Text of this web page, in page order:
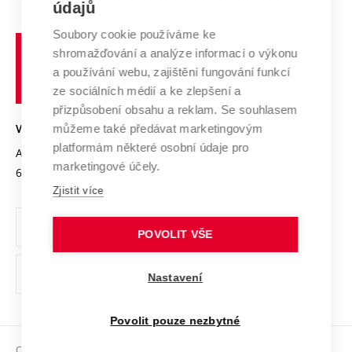
E-přihláška
Systém zajišťování kvality výzkumu
Výzkumné infrastruktury
Transfer znalostí
Open Science
Projekty
Projekty ze strukturálních fondů
Specifický výzkum
Zahraniční spolupráce
Spolupráce se školami
Mezinárodní dohody
Univerzitní sítě
Profil univerzity
Udržitelná univerzita
Podnikavá univerzita / ContriBUTe
Bezpečná univerzita
Vyznamenání
Organizační struktura
Ochrana osobních údajů
odkaz)
učení
technické
Brně
VYSOKÉ UČENÍ TECHNICKÉ V BRNĚ
Antonínská 548/1
602 00 Brno
www.vut.cz
vut@vutbr.cz
údajů
Soubory cookie používáme ke
shromažďování a analýze informací o výkonu
a používání webu, zajištění fungování funkcí
ze sociálních médií a ke zlepšení a
přizpůsobení obsahu a reklam. Se souhlasem
můžeme také předávat marketingovým
platformám některé osobní údaje pro
marketingové účely.
Zjistit více
POVOLIT VŠE
Nastavení
Povolit pouze nezbytné